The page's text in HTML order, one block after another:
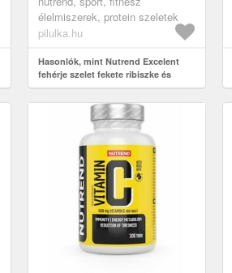
izomtömeg növelésére....
élelmiszerek, protein szeletek
pilulka.hu
Hasonlók, mint Nutrend Excelent
fehérje szelet fekete ribiszke és
áfonya 40 g